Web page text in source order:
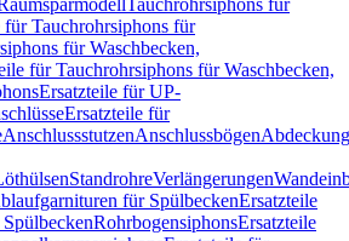
Tauchrohrsiphons für
für Tauchrohrsiphons für
für Waschbecken,
für Tauchrohrsiphons für Waschbecken,
Ersatzteile für UP-
Ersatzteile für
AnschlussstutzenAnschlussbögen
StandrohreVerlängerungen
für SpülbeckenErsatzteile
RohrbogensiphonsErsatzteile